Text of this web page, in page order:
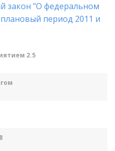
закон "О федеральном
период 2011 и
2.5